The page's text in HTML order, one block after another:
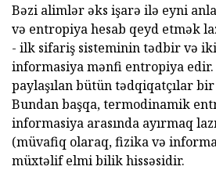
Bəzi alimlər əks işarə ilə eyni
və entropiya hesab qeyd etmək
- ilk sifariş sisteminin tədbir və
informasiya mənfi entropiya edir.
paylaşılan bütün tədqiqatçılar
Bundan başqa, termodinamik
informasiya arasında ayırmaq
(müvafiq olaraq, fizika və
müxtəlif elmi bilik hissəsidir.